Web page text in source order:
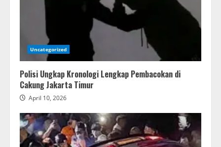
Uncategorized
Polisi Ungkap Kronologi Lengkap Pembacokan di
Cakung Jakarta Timur
April 10, 2026